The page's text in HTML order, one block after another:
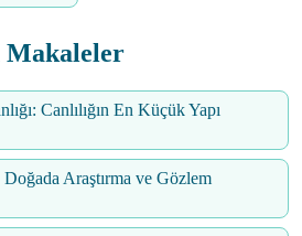
Makaleler
Canlılığın En Küçük Yapı
Araştırma ve Gözlem